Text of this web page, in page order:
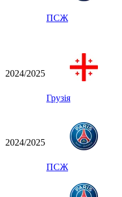
ПСЖ
2024/2025
Грузія
2024/2025
ПСЖ